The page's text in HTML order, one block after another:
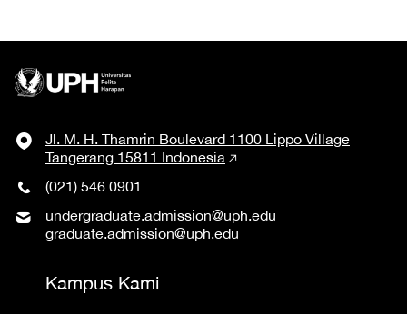
Jl. M. H. Thamrin Boulevard 1100 Lippo Village
Tangerang 15811 Indonesia
(021) 546 0901
undergraduate.admission@uph.edu
graduate.admission@uph.edu
Kampus Kami